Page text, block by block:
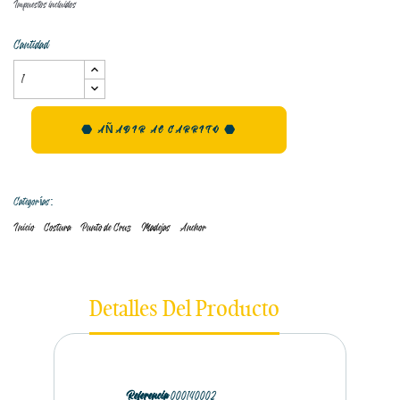
Impuestos incluidos
Cantidad
AÑADIR AL CARRITO
Categorías:
Inicio Costura Punto de Cruz Madejas Anchor
Detalles Del Producto
Referencia000140002